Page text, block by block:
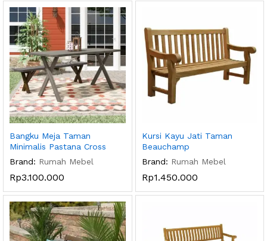
Bangku Meja Taman
Minimalis Pastana Cross
Brand: Rumah Mebel
Rp3.100.000
Kursi Kayu Jati Taman
Beauchamp
Brand: Rumah Mebel
Rp1.450.000